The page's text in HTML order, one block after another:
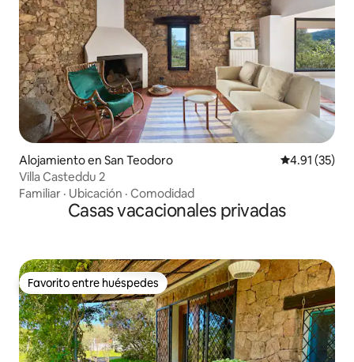
Alojamiento en San Teodoro Calificación
4.91 (35)
Villa Casteddu 2
Familiar · Ubicación · Comodidad
Casas vacacionales privadas
Favorito entre huéspedes
Favorito entre huéspedes